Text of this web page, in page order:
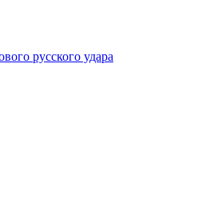
русского удара